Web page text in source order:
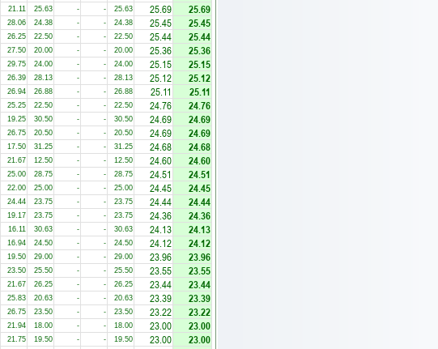
21.11 25.63 - - 25.63 25.69 25.69
28.06 24.38 - - 24.38 25.45 25.45
26.25 22.50 - - 22.50 25.44 25.44
27.50 20.00 - - 20.00 25.36 25.36
29.75 24.00 - - 24.00 25.15 25.15
26.39 28.13 - - 28.13 25.12 25.12
26.94 26.88 - - 26.88 25.11 25.11
25.25 22.50 - - 22.50 24.76 24.76
19.25 30.50 - - 30.50 24.69 24.69
26.75 20.50 - - 20.50 24.69 24.69
17.50 31.25 - - 31.25 24.68 24.68
21.67 12.50 - - 12.50 24.60 24.60
25.00 28.75 - - 28.75 24.51 24.51
22.00 25.00 - - 25.00 24.45 24.45
24.44 23.75 - - 23.75 24.44 24.44
19.17 23.75 - - 23.75 24.36 24.36
16.11 30.63 - - 30.63 24.13 24.13
16.94 24.50 - - 24.50 24.12 24.12
19.50 29.00 - - 29.00 23.96 23.96
23.50 25.50 - - 25.50 23.55 23.55
21.67 26.25 - - 26.25 23.44 23.44
25.83 20.63 - - 20.63 23.39 23.39
26.75 23.50 - - 23.50 23.22 23.22
21.94 18.00 - - 18.00 23.00 23.00
21.75 19.50 - - 19.50 23.00 23.00